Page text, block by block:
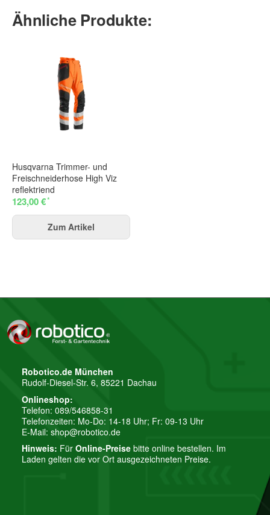
Ähnliche Produkte:
Husqvarna Trimmer- und
Freischneiderhose High Viz
reflektriend
123,00 €*
Zum Artikel
Robotico.de München
Rudolf-Diesel-Str. 6, 85221 Dachau
Onlineshop:
Telefon: 089/546858-31
Telefonzeiten: Mo-Do: 14-18 Uhr; Fr: 09-13 Uhr
E-Mail: shop@robotico.de
Hinweis: Für Online-Preise bitte online bestellen. Im
Laden gelten die vor Ort ausgezeichneten Preise.